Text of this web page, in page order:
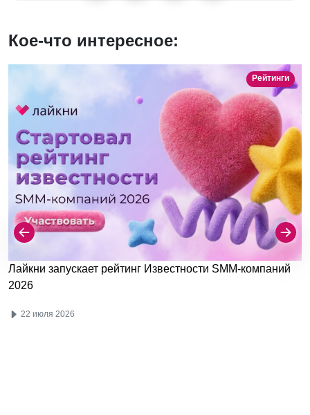
Кое-что интересное:
Рейтинги
Лайкни запускает рейтинг Известности SMM-компаний
2026
22 июля 2026